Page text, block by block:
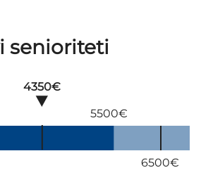
senioriteti
6500€
4350€
5500€